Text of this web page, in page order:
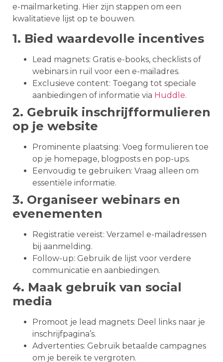
e-mailmarketing. Hier zijn stappen om een
kwalitatieve lijst op te bouwen.
1. Bied waardevolle incentives
Lead magnets: Gratis e-books, checklists of
webinars in ruil voor een e-mailadres.
Exclusieve content: Toegang tot speciale
aanbiedingen of informatie via Huddle.
2. Gebruik inschrijfformulieren
op je website
Prominente plaatsing: Voeg formulieren toe
op je homepage, blogposts en pop-ups.
Eenvoudig te gebruiken: Vraag alleen om
essentiële informatie.
3. Organiseer webinars en
evenementen
Registratie vereist: Verzamel e-mailadressen
bij aanmelding.
Follow-up: Gebruik de lijst voor verdere
communicatie en aanbiedingen.
4. Maak gebruik van social
media
Promoot je lead magnets: Deel links naar je
inschrijfpagina’s.
Advertenties: Gebruik betaalde campagnes
om je bereik te vergroten.